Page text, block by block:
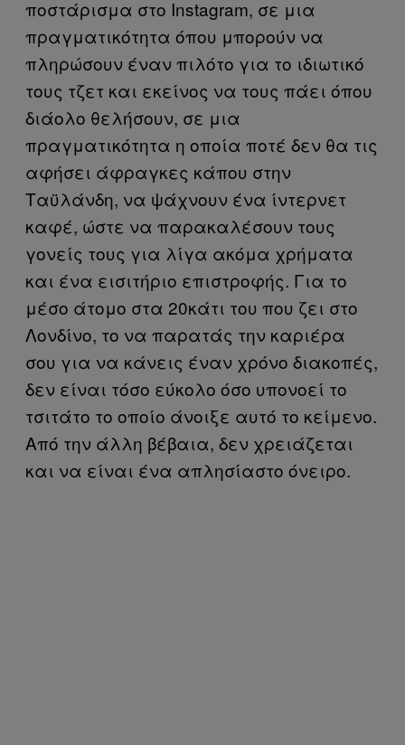
ποστάρισμα στο Instagram, σε μια
πραγματικότητα όπου μπορούν να
πληρώσουν έναν πιλότο για το ιδιωτικό
τους τζετ και εκείνος να τους πάει όπου
διάολο θελήσουν, σε μια
πραγματικότητα η οποία ποτέ δεν θα τις
αφήσει άφραγκες κάπου στην
Ταϋλάνδη, να ψάχνουν ένα ίντερνετ
καφέ, ώστε να παρακαλέσουν τους
γονείς τους για λίγα ακόμα χρήματα
και ένα εισιτήριο επιστροφής. Για το
μέσο άτομο στα 20κάτι του που ζει στο
Λονδίνο, το να παρατάς την καριέρα
σου για να κάνεις έναν χρόνο διακοπές,
δεν είναι τόσο εύκολο όσο υπονοεί το
τσιτάτο το οποίο άνοιξε αυτό το κείμενο.
Από την άλλη βέβαια, δεν χρειάζεται
και να είναι ένα απλησίαστο όνειρο.